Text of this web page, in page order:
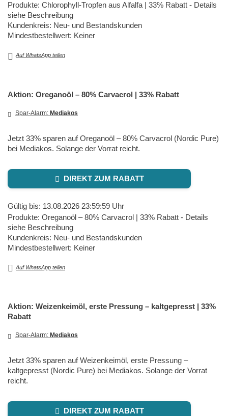
Produkte: Chlorophyll-Tropfen aus Alfalfa | 33% Rabatt - Details
siehe Beschreibung
Kundenkreis: Neu- und Bestandskunden
Mindestbestellwert: Keiner
Auf WhatsApp teilen
Aktion: Oreganoöl – 80% Carvacrol | 33% Rabatt
Spar-Alarm: Mediakos
Jetzt 33% sparen auf Oreganoöl – 80% Carvacrol (Nordic Pure)
bei Mediakos. Solange der Vorrat reicht.
DIREKT ZUM RABATT
Gültig bis: 13.08.2026 23:59:59 Uhr
Produkte: Oreganoöl – 80% Carvacrol | 33% Rabatt - Details
siehe Beschreibung
Kundenkreis: Neu- und Bestandskunden
Mindestbestellwert: Keiner
Auf WhatsApp teilen
Aktion: Weizenkeimöl, erste Pressung – kaltgepresst | 33%
Rabatt
Spar-Alarm: Mediakos
Jetzt 33% sparen auf Weizenkeimöl, erste Pressung –
kaltgepresst (Nordic Pure) bei Mediakos. Solange der Vorrat
reicht.
DIREKT ZUM RABATT